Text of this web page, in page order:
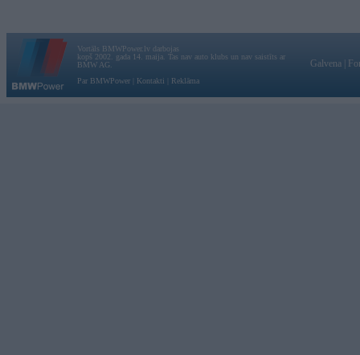
Vortāls BMWPower.lv darbojas
kopš 2002. gada 14. maija. Tas nav auto klubs un nav saistīts ar
BMW AG.
Par BMWPower
Kontakti Reklāma
Galvena